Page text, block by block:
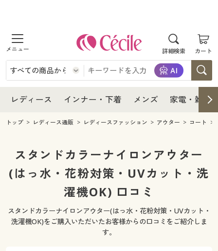
詳細検索 カート
商品を探す
レディース
レディースファッション
女性下着
インナー・下着
インナー・下着通販すべて
女性下着
メンズ下着
メンズ
メンズ通販すべて
メンズファッション
家電・雑貨
家電・雑貨すべて
寝具・インテリア・家具
制服・スクール
レディース インナー・下着 メンズ 家電・雑貨
レディース
レディース通販すべて
レディースファッション
インナー・下着
インナー・下着通販すべて
ジュニア・ティーンズ下着
メンズ
メンズ下着
家電
キッチン・雑貨・日用品
寝具・インテリア・家具通販すべて
寝具・ベッド
美容・健康
美容・健康通販すべて
美容・健康・サプリメント
制服・スクール
制服・スクールすべて
大きいサイズ
トップ レディース通販 レディースファッション アウター コート
スタンドカラーナイロンアウター
(はっ水・花粉対策・UVカット・洗
濯機OK) 口コミ
スタンドカラーナイロンアウター(はっ水・花粉対策・UVカット・
洗濯機OK)をご購入いただいたお客様からの口コミをご紹介しま
す。